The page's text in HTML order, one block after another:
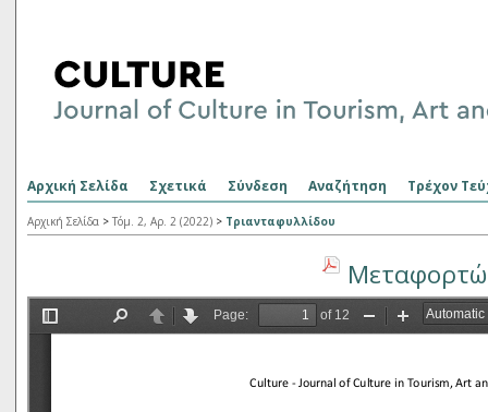
Αρχική Σελίδα Σχετικά Σύνδεση Αναζήτηση Τρέχον
Αρχική Σελίδα > Τόμ. 2, Αρ. 2 (2022) > Τριανταφυλλίδου